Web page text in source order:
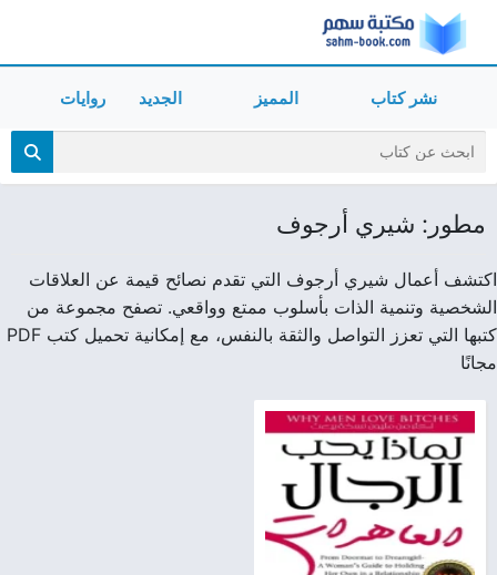
نشر كتاب المميز الجديد روايات
مطور: شيري أرجوف
اكتشف أعمال شيري أرجوف التي تقدم نصائح قيمة عن العلاقات
الشخصية وتنمية الذات بأسلوب ممتع وواقعي. تصفح مجموعة من
كتبها التي تعزز التواصل والثقة بالنفس، مع إمكانية تحميل كتب PDF
مجانًا